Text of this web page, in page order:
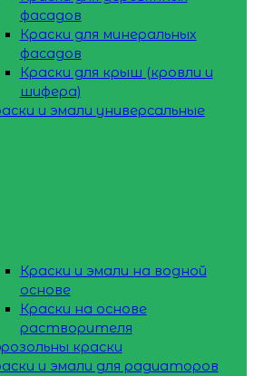
фасадов
Краски для минеральных
фасадов
Краски для крыш (кровли и
шифера)
и эмали универсальные
Краски и эмали на водной
основе
Краски на основе
растворителя
краски
и эмали для радиаторов